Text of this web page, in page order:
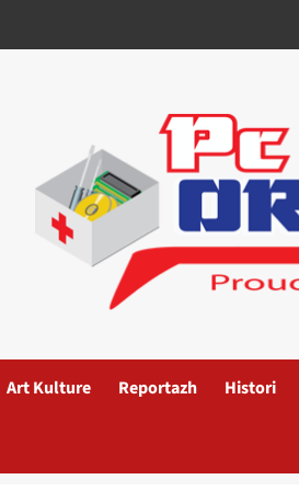
Art Kulture Reportazh Histori